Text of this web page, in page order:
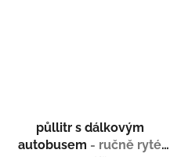
půllitr s dálkovým
autobusem - ručně ryté